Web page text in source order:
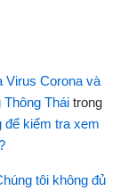
Virus Corona và
Thái trong
để kiểm tra xem
tôi không đủ